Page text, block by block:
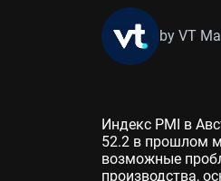
by VT
Индекс PMI в
52.2 в прошлом
возможные
производства,